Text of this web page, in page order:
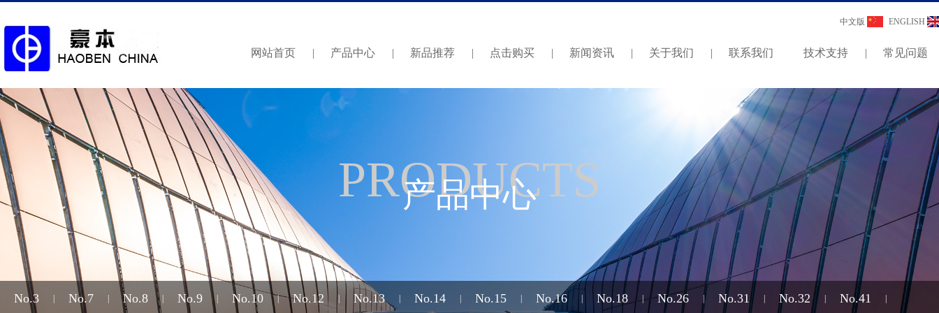
ENGLISH
中文版
网站首页 | 产品中心 | 新品推荐 | 点击购买 | 新闻资讯 | 关于我们 | 联系我们 技术支持 | 常见问题
PRODUCTS
产品中心
No.3 No.7 No.8 No.9 No.10 | No.12 No.13 No.14 No.15 No.16 No.18 No.26 | No.31 No.32 No.41